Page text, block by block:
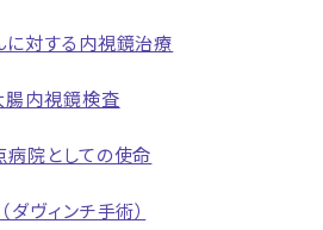
対する内視鏡治療
腸内視鏡検査
院としての使命
ダヴィンチ手術）